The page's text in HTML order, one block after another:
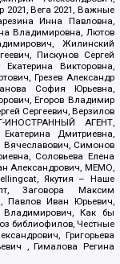
2021, Вега 2021, Важные
Инна Павловна,
Владимировна, Лютов
Жилинский
Пискунов Сергей
Викторовна,
Грезев Александр
София Юрьевна,
Егоров Владимир
Сергеевич, Верзилов
АГЕНТ,
Дмитриевна,
Симонов
Соловьева Елена
Александрович, МЕМО,
Якутия – Наше
Заговора Максим
Павлов Иван Юрьевич,
Владимирович, Как бы
библиофилов, Честные
Григорьева
, Гималова Регина